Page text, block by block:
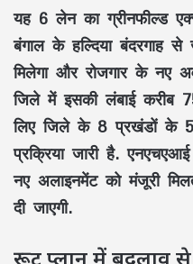
यह 6 लेन का ग्रीनफील्ड
बंगाल के हल्दिया बंदरगाह से
मिलेगा और रोजगार के नए
जिले में इसकी लंबाई करीब
लिए जिले के 8 प्रखंडों के
प्रक्रिया जारी है.
नए अलाइनमेंट को मंजूरी
दी जाएगी.
रूट प्लान में बदलाव से